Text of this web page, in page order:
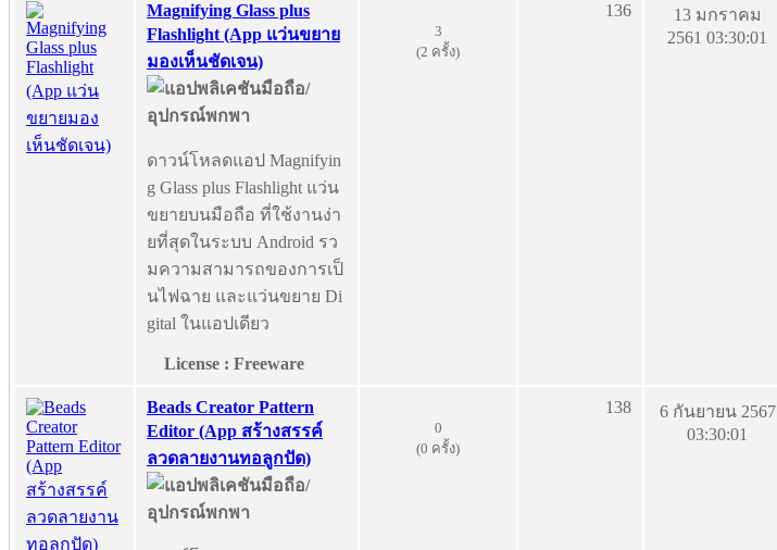
Magnifying Glass plus
Flashlight (App แว่นขยาย
มองเห็นชัดเจน)
ดาวน์โหลดแอป Magnifyin
g Glass plus Flashlight แว่น
ขยายบนมือถือ ที่ใช้งานง่า
ยที่สุดในระบบ Android รว
มความสามารถของการเป็
นไฟฉาย และแว่นขยาย Di
gital ในแอปเดียว
License : Freeware
3
(2 ครั้ง)
136
13 มกราคม
2561 03:30:01
Beads Creator Pattern
Editor (App สร้างสรรค์
ลวดลายงานทอลูกปัด)
0
(0 ครั้ง)
138
6 กันยายน 2567
03:30:01